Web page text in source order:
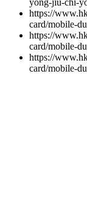
yong-jiu-chi-
https://
card/mobile-
https://
card/mobile-
https://
card/mobile-